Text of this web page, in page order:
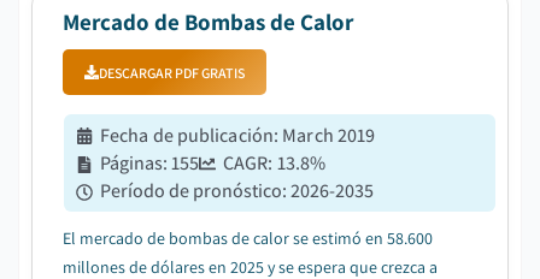
residenciales....
Mercado de Bombas de Calor
DESCARGAR PDF GRATIS
Fecha de publicación: March 2019
Páginas:155 CAGR: 13.8%
Período de pronóstico:2026-2035
El mercado de bombas de calor se estimó en 58.600
millones de dólares en 2025 y se espera que crezca a